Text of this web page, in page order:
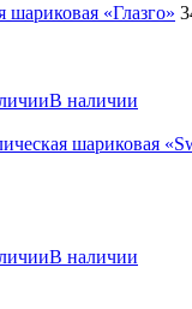
шариковая «Глазго»
В наличии
шариковая
В наличии